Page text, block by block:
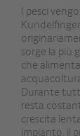
I pesci
sorge la più
che
Durante
resta
crescita
impianto, il